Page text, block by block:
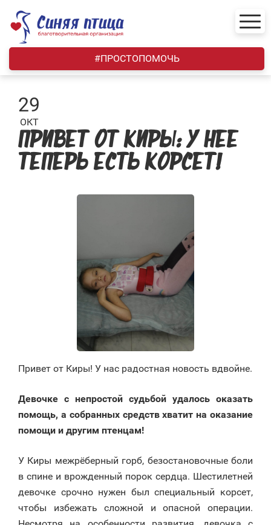
content
#ПРОСТОПОМОЧЬ
29
ОКТ
ПРИВЕТ ОТ КИРЫ: У НЕЕ
ТЕПЕРЬ ЕСТЬ КОРСЕТ!
Привет от Киры! У нас радостная новость вдвойне.
Девочке с непростой судьбой удалось оказать
помощь, а собранных средств хватит на оказание
помощи и другим птенцам!
У Киры межрёберный горб, безостановочные боли
в спине и врожденный порок сердца. Шестилетней
девочке срочно нужен был специальный корсет,
чтобы избежать сложной и опасной операции.